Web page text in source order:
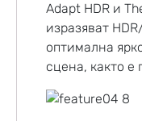
Adapt HDR и
изразяват
оптимална
сцена, както е